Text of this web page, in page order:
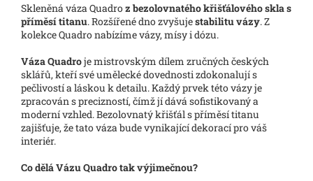
Skleněná váza Quadroz bezolovnatého křišťálového skla s
příměsí titanu. Rozšířené dno zvyšujestabilitu vázy. Z
kolekce Quadro nabízíme vázy, mísy i dózu.
Váza Quadroje mistrovským dílem zručných českých
sklářů, kteří své umělecké dovednosti zdokonalují s
pečlivostí a láskou k detailu. Každý prvek této vázy je
zpracován s precizností, čímž jí dává sofistikovaný a
moderní vzhled. Bezolovnatý křišťál s příměsí titanu
zajišťuje, že tato váza bude vynikající dekorací pro váš
interiér.
Co dělá Vázu Quadro tak výjimečnou?